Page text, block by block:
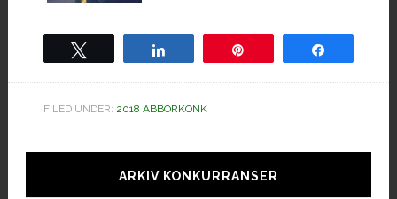
FILED UNDER: 2018 ABBORKONK
Hoved
ARKIV KONKURRANSER